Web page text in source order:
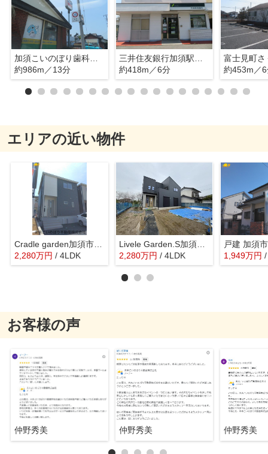
加須こいのぼり歯科クリニック
約986m／13分
約418m／6分
約453m／
エリアの近い物件
Cradle garden加須市南町第3 2号棟
2,280万円 / 4LDK
Livele Garden.S加須市多門寺1号棟
2,280万円 / 4LDK
戸建 加須
1,949万円
お客様の声
仲野秀美 仲野秀美 仲野秀美